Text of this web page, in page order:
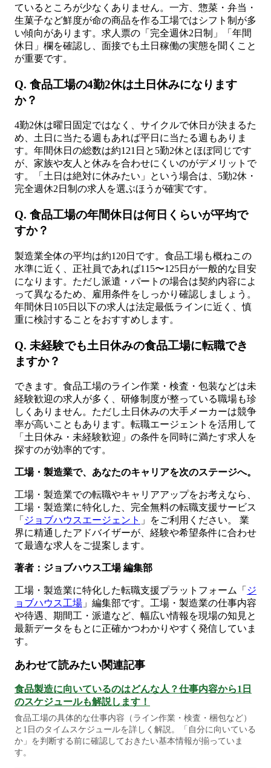
ているところが少なくありません。一方、惣菜・弁当・
生菓子など鮮度が命の商品を作る工場ではシフト制が多
い傾向があります。求人票の「完全週休2日制」「年間
休日」欄を確認し、面接でも土日稼働の実態を聞くこと
が重要です。
Q. 食品工場の4勤2休は土日休みになります
か？
4勤2休は曜日固定ではなく、サイクルで休日が決まるた
め、土日に当たる週もあれば平日に当たる週もありま
す。年間休日の総数は約121日と5勤2休とほぼ同じです
が、家族や友人と休みを合わせにくいのがデメリットで
す。「土日は絶対に休みたい」という場合は、5勤2休・
完全週休2日制の求人を選ぶほうが確実です。
Q. 食品工場の年間休日は何日くらいが平均で
すか？
製造業全体の平均は約120日です。食品工場も概ねこの
水準に近く、正社員であれば115〜125日が一般的な目安
になります。ただし派遣・パートの場合は契約内容によ
って異なるため、雇用条件をしっかり確認しましょう。
年間休日105日以下の求人は法定最低ラインに近く、慎
重に検討することをおすすめします。
Q. 未経験でも土日休みの食品工場に転職でき
ますか？
できます。食品工場のライン作業・検査・包装などは未
経験歓迎の求人が多く、研修制度が整っている職場も珍
しくありません。ただし土日休みの大手メーカーは競争
率が高いこともあります。転職エージェントを活用して
「土日休み・未経験歓迎」の条件を同時に満たす求人を
探すのが効率的です。
工場・製造業で、あなたのキャリアを次のステージへ。
工場・製造業での転職やキャリアアップをお考えなら、
工場・製造業に特化した、完全無料の転職支援サービス
「 ジョブハウスエージェント 」をご利用ください。 業
界に精通したアドバイザーが、経験や希望条件に合わせ
て最適な求人をご提案します。
著者：ジョブハウス工場 編集部
工場・製造業に特化した転職支援プラットフォーム「 ジ
ョブハウス工場 」編集部です。工場・製造業の仕事内容
や待遇、期間工・派遣など、幅広い情報を現場の知見と
最新データをもとに正確かつわかりやすく発信していま
す。
あわせて読みたい関連記事
食品製造に向いているのはどんな人？仕事内容から1日
のスケジュールも解説します！
食品工場の具体的な仕事内容（ライン作業・検査・梱包など）
と1日のタイムスケジュールを詳しく解説。「自分に向いている
か」を判断する前に確認しておきたい基本情報が揃っていま
す。